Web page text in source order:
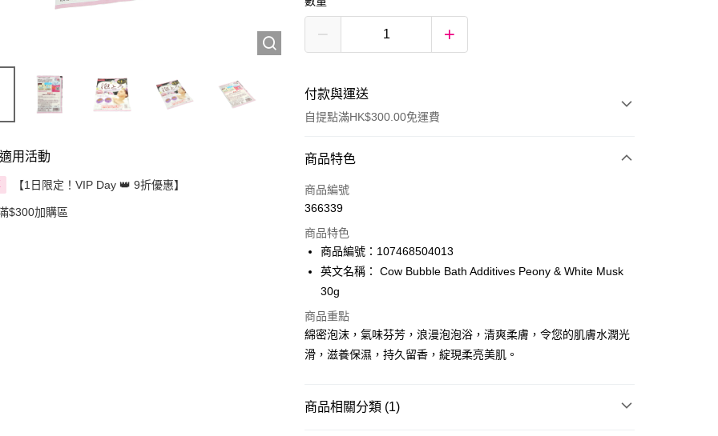
用活動
【1日限定！VIP Day 👑 9折優惠】
$300加購區
付款與運送
自提點滿HK$300.00免運費
付款方式
信用卡
AlipayHK
PayMe
BoC Pay
順豐自助櫃 - 確認發貨後1-3個工作天送達
商品特色
商品編號
366339
商品特色
商品編號：107468504013
英文名稱： Cow Bubble Bath Additives Peony & White Musk
30g
商品重點
綿密泡沫，氣味芬芳，浪漫泡泡浴，清爽柔膚，令您的肌膚水潤光
滑，滋養保濕，持久留香，綻現柔亮美肌。
商品相關分類 (1)